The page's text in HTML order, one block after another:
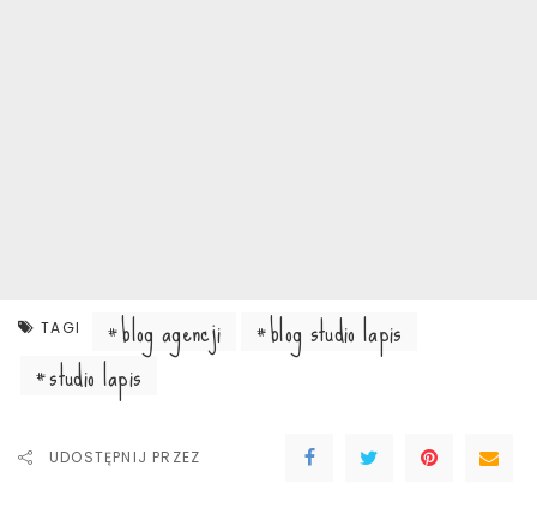
TAGI blog agencji
blog studio lapis
studio lapis
UDOSTĘPNIJ PRZEZ